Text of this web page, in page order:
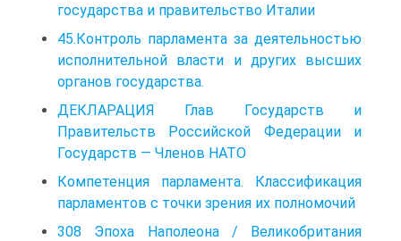
государства и правительство Италии
45.Контроль парламента за деятельностью
исполнительной власти и других высших
органов государства.
ДЕКЛАРАЦИЯ Глав Государств и
Правительств Российской Федерации и
Государств — Членов НАТО
Компетенция парламента. Классификация
парламентов с точки зрения их полномочий
308 Эпоха Наполеона / Великобритания